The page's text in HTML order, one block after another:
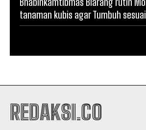
tanaman kubis agar Tumbuh
REDAKSI.CO